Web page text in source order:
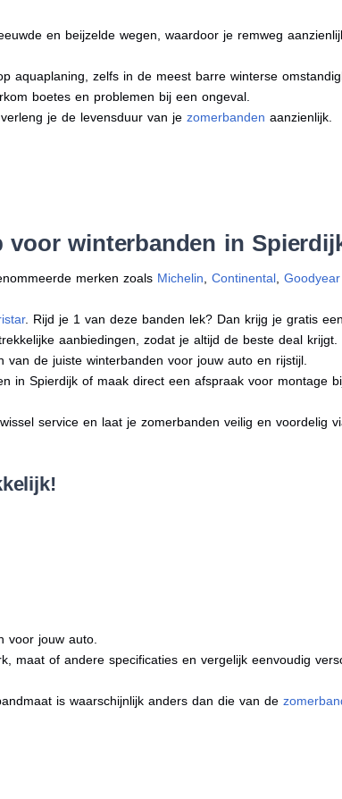
en beijzelde wegen, waardoor je remweg
aquaplaning, zelfs in de meest barre winterse
boetes en problemen bij een ongeval.
je de levensduur van jezomerbanden aanzienlijk.
winterbanden in
merken zoals Michelin ,Continental ,Goodyear
. Rijd je 1 van deze banden lek? Dan krijg je gratis
aanbiedingen, zodat je altijd de beste deal krijgt.
de juiste winterbanden voor jouw auto en rijstijl.
in Spierdijk of maak direct een afspraak voor montage
service en laat je zomerbanden veilig en voordelig
voor jouw auto.
maat of andere specificaties en vergelijk eenvoudig
is waarschijnlijk anders dan die van de